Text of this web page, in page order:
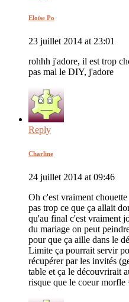
Eloïse Po
23 juillet 2014 at 23:01
rohhh j'adore, il est trop
pas mal le DIY, j'adore
Reply
Charline
24 juillet 2014 at 09:46
Oh c'est vraiment
pas trop ce que ça allait
qu'au final c'est vraiment
du mariage on peut
pour que ça aille dans le
Limite ça pourrait servir
récupérer par les invités
table et ça le découvrirait
risque que le coeur morfle